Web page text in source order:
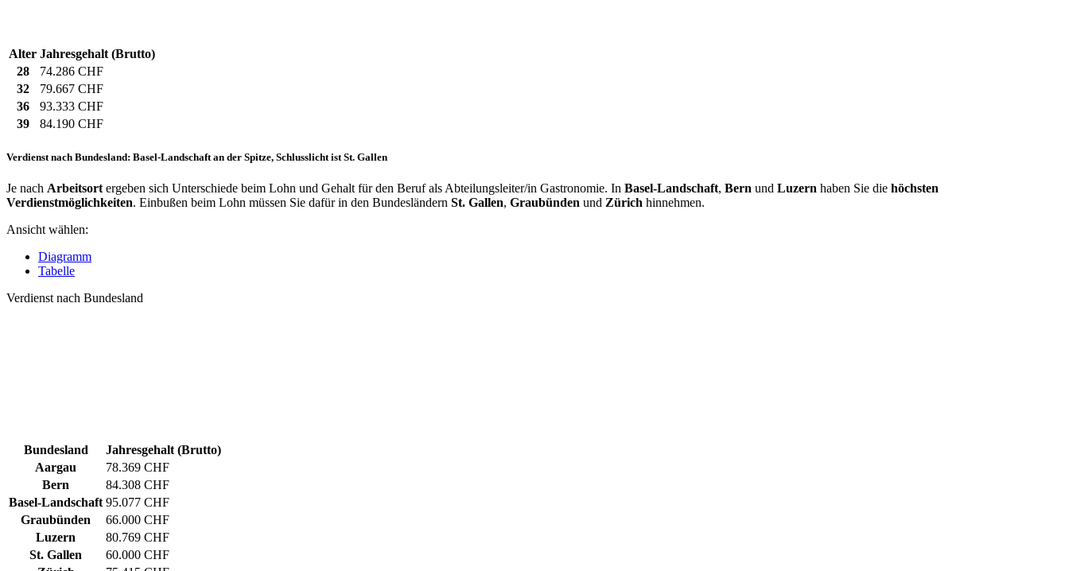
Alter Jahresgehalt (Brutto)
28
74.286 CHF
32
79.667 CHF
36
93.333 CHF
39
84.190 CHF
Verdienst nach Bundesland: Basel-Landschaft an der Spitze, Schlusslicht ist St. Gallen
Je nach Arbeitsort ergeben sich Unterschiede beim Lohn und Gehalt für den Beruf als Abteilungsleiter/in Gastronomie. In Basel-Landschaft, Bern und Luzern haben Sie die höchsten
Verdienstmöglichkeiten. Einbußen beim Lohn müssen Sie dafür in den Bundesländern St. Gallen, Graubünden und Zürich hinnehmen.
Ansicht wählen:
Diagramm
Tabelle
Verdienst nach Bundesland
Bundesland
Jahresgehalt (Brutto)
Aargau
78.369 CHF
Bern
84.308 CHF
Basel-Landschaft 95.077 CHF
Graubünden
66.000 CHF
Luzern
80.769 CHF
St. Gallen
60.000 CHF